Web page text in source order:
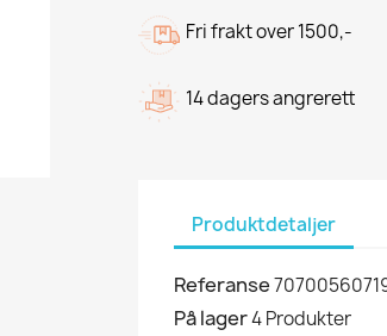
Fri frakt over 1500,-
14 dagers angrerett
Produktdetaljer
Referanse
På lager4 Produkter